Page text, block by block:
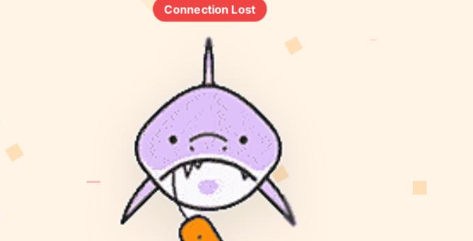
Connection Lost